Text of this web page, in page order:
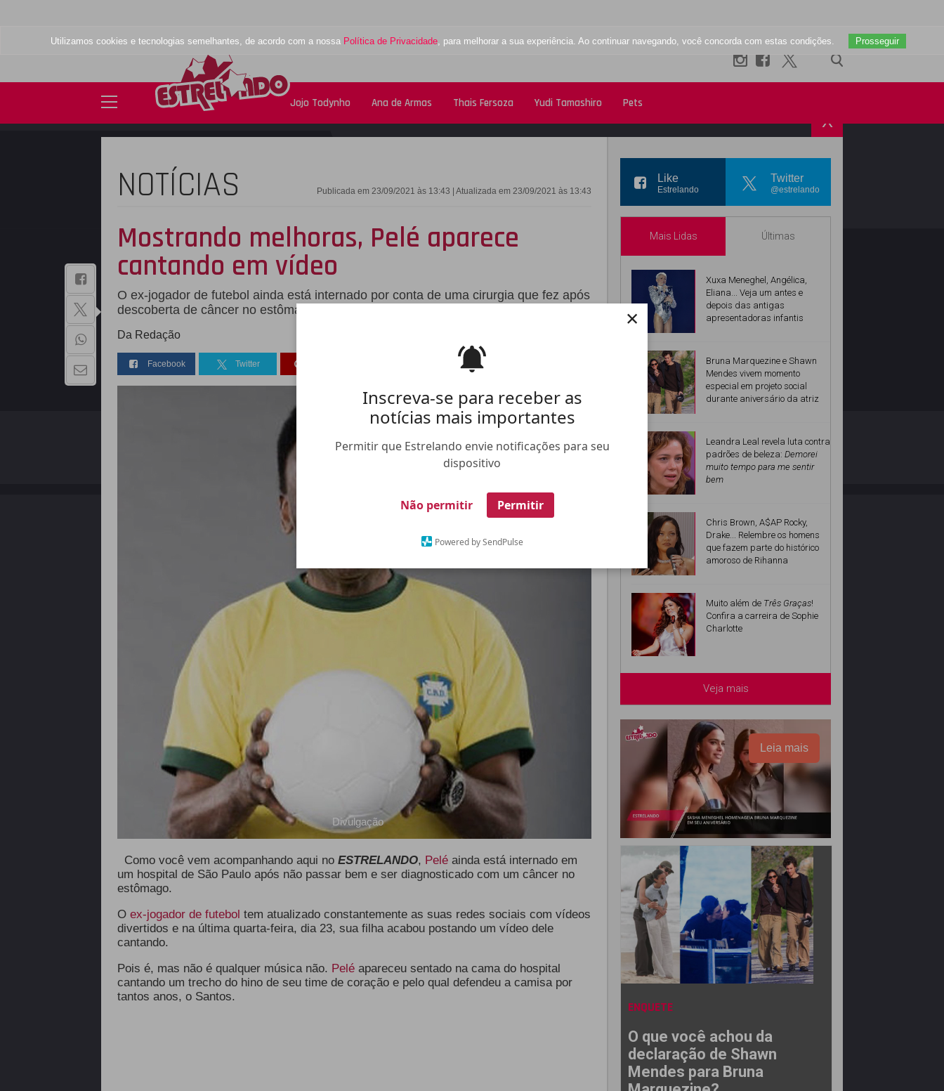
Inscreva-se para receber as
notícias mais importantes
Permitir que Estrelando envie notificações para seu
dispositivo
Não permitir Permitir
Powered by SendPulse
×
Utilizamos cookies e tecnologias semelhantes, de acordo com a nossa Política de Privacidade, para melhorar a sua experiência. Ao continuar navegando, você concorda com estas condições. Prosseguir
Jojo Todynho Ana de Armas Thais Fersoza Yudi Tamashiro Pets
X
NOTÍCIAS Publicada em 23/09/2021 às 13:43 | Atualizada em 23/09/2021 às 13:43
Mostrando melhoras, Pelé aparece
cantando em vídeo
O ex-jogador de futebol ainda está internado por conta de uma cirurgia que fez após
descoberta de câncer no estômago
Da Redação
Facebook Twitter
Divulgação
Como você vem acompanhando aqui no ESTRELANDO, Pelé ainda está internado em
um hospital de São Paulo após não passar bem e ser diagnosticado com um câncer no
estômago.
O ex-jogador de futebol tem atualizado constantemente as suas redes sociais com vídeos
divertidos e na última quarta-feira, dia 23, sua filha acabou postando um vídeo dele
cantando.
Pois é, mas não é qualquer música não. Pelé apareceu sentado na cama do hospital
cantando um trecho do hino de seu time de coração e pelo qual defendeu a camisa por
tantos anos, o Santos.
Like
Estrelando
Twitter
@estrelando
Mais Lidas Últimas
Xuxa Meneghel, Angélica,
Eliana... Veja um antes e
depois das antigas
apresentadoras infantis
Bruna Marquezine e Shawn
Mendes vivem momento
especial em projeto social
durante aniversário da atriz
Leandra Leal revela luta contra
padrões de beleza: Demorei
muito tempo para me sentir
bem
Chris Brown, A$AP Rocky,
Drake... Relembre os homens
que fazem parte do histórico
amoroso de Rihanna
Muito além de Três Graças!
Confira a carreira de Sophie
Charlotte
Veja mais
Leia mais
ENQUETE
O que você achou da
declaração de Shawn
Mendes para Bruna
INSTAGRAM
BAIXE NOSSO
APLICATIVO
QUEM SOMOS TRABALHE NO ESTRELANDO
Desenvolvido por